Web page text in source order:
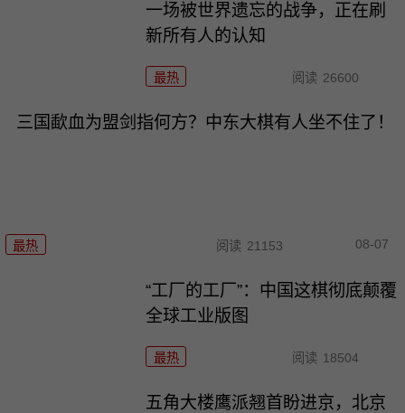
一场被世界遗忘的战争，正在刷
新所有人的认知
最热 阅读 26600
三国歃血为盟剑指何方？中东大棋有人坐不住了！
最热 阅读 21153 08-07
“工厂的工厂”：中国这棋彻底颠覆
全球工业版图
最热 阅读 18504
五角大楼鹰派翘首盼进京，北京